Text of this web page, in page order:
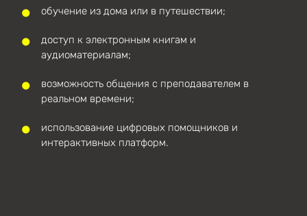
обучение из дома или в путешествии;
доступ к электронным книгам и
аудиоматериалам;
возможность общения с преподавателем в
реальном времени;
использование цифровых помощников и
интерактивных платформ.